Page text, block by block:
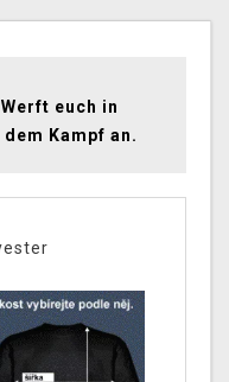
euch in
Kampf an.